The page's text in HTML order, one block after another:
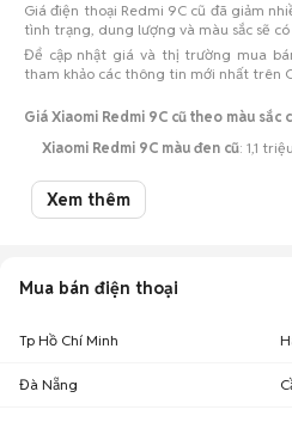
Giá điện thoại Redmi 9C cũ đã giảm
tình trạng, dung lượng và màu sắc sẽ
Để cập nhật giá và thị trường mua
tham khảo các thông tin mới nhất trên
Giá Xiaomi Redmi 9C cũ theo màu
Xiaomi Redmi 9C màu đen cũ: 1,1
Xiaomi Redmi 9C màu xanh dương cũ
Lưu ý:Mức giá dựa trên các tin đăng tại
Mua bán Redmi 9C cũ
người dùng dễ dàng tìm kiếm và so sánh
Xem thêm
Mua bán điện thoại
Tp Hồ Chí Minh
Đà Nẵng